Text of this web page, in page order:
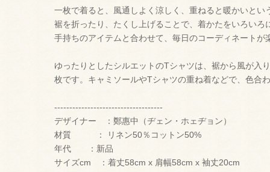
一枚で着ると、風通しよく涼しく、重ねると暖かいとい
裾を折ったり、たくし上げることで、着かたをいろいろ
手持ちのアイテムと合わせて、毎日のコーディネートが
ゆったりとしたシルエットのTシャツは、裾から風が入
枚です。キャミソールやTシャツの重ね着などで、色合
------------------------------------
デザイナー ：鄭惠中（ヂェン・ホェヂョン）
材質 ： リネン50％コットン50%
年代 ：新品
サイズcm ：着丈58cm x 肩幅58cm x 袖丈20cm